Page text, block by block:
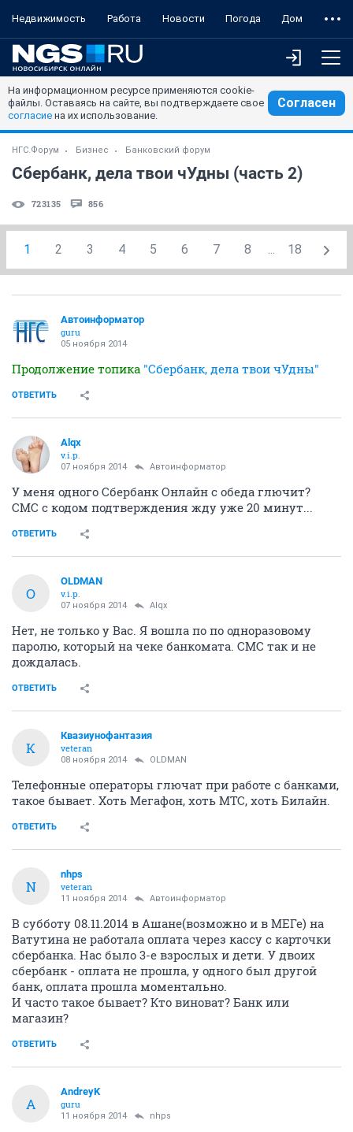
Недвижимость Работа Новости Погода Дом
На информационном ресурсе применяются cookie-
файлы. Оставаясь на сайте, вы подтверждаете свое
согласие на их использование.
Согласен
НГС.Форум Бизнес Банковский форум
Сбербанк, дела твои чУдны (часть 2)
723135 856
1 2 3 4 5 6 7 8 ... 18
Автоинформатор
guru
05 ноября 2014
Продолжение топика "Сбербанк, дела твои чУдны"
ОТВЕТИТЬ
Alqx
v.i.p.
07 ноября 2014 Автоинформатор
У меня одного Сбербанк Онлайн с обеда глючит?
СМС с кодом подтверждения жду уже 20 минут...
ОТВЕТИТЬ
O
OLDMAN
v.i.p.
07 ноября 2014 Alqx
Нет, не только у Вас. Я вошла по по одноразовому
паролю, который на чеке банкомата. СМС так и не
дождалась.
ОТВЕТИТЬ
К
Квазиунофантазия
veteran
08 ноября 2014 OLDMAN
Телефонные операторы глючат при работе с банками,
такое бывает. Хоть Мегафон, хоть МТС, хоть Билайн.
ОТВЕТИТЬ
N
nhps
veteran
11 ноября 2014 Автоинформатор
В субботу 08.11.2014 в Ашане(возможно и в МЕГе) на
Ватутина не работала оплата через кассу с карточки
сбербанка. Нас было 3-е взрослых и дети. У двоих
сбербанк - оплата не прошла, у одного был другой
банк, оплата прошла моментально.
И часто такое бывает? Кто виноват? Банк или
магазин?
ОТВЕТИТЬ
A
AndreyK
guru
11 ноября 2014 nhps